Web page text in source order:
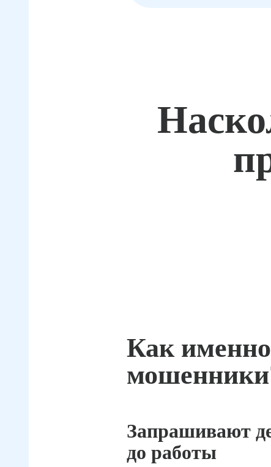
Как
Запрашивают
до работы